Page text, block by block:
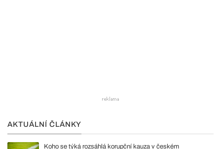
AKTUÁLNÍ ČLÁNKY
Koho se týká rozsáhlá korupční kauza v českém